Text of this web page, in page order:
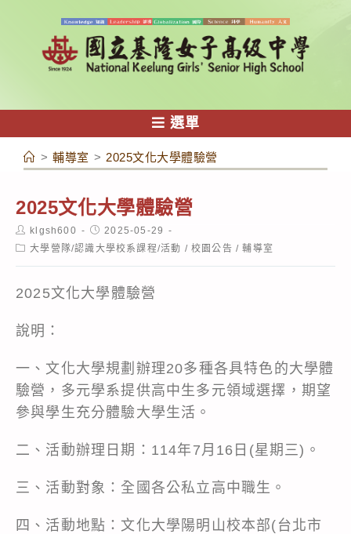
容
選單
> 輔導室 > 2025文化大學體驗營
2025文化大學體驗營
Post
author:
klgsh600
Post
published:
2025-05-29
Post大學營隊/認識大學校系課程/活動 / 校園公告 / 輔導室
2025文化大學體驗營
說明：
一、文化大學規劃辦理20多種各具特色的大學體
驗營，多元學系提供高中生多元領域選擇，期望
參與學生充分體驗大學生活。
二、活動辦理日期：114年7月16日(星期三)。
三、活動對象：全國各公私立高中職生。
四、活動地點：文化大學陽明山校本部(台北市